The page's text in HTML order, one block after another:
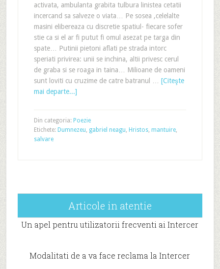
activata, ambulanta grabita tulbura linistea cetatii
incercand sa salveze o viata… Pe sosea ,celelalte
masini elibereaza cu discretie spatiul- fiecare sofer
stie ca si el ar fi putut fi omul asezat pe targa din
spate… Putinii pietoni aflati pe strada intorc
speriati privirea: unii se inchina, altii privesc cerul
de graba si se roaga in taina… Milioane de oameni
sunt loviti cu cruzime de catre batranul … [Citeşte
mai departe...]
Din categoria: Poezie
Etichete: Dumnezeu, gabriel neagu, Hristos, mantuire,
salvare
Articole in atentie
Un apel pentru utilizatorii frecventi ai Intercer
Modalitati de a va face reclama la Intercer